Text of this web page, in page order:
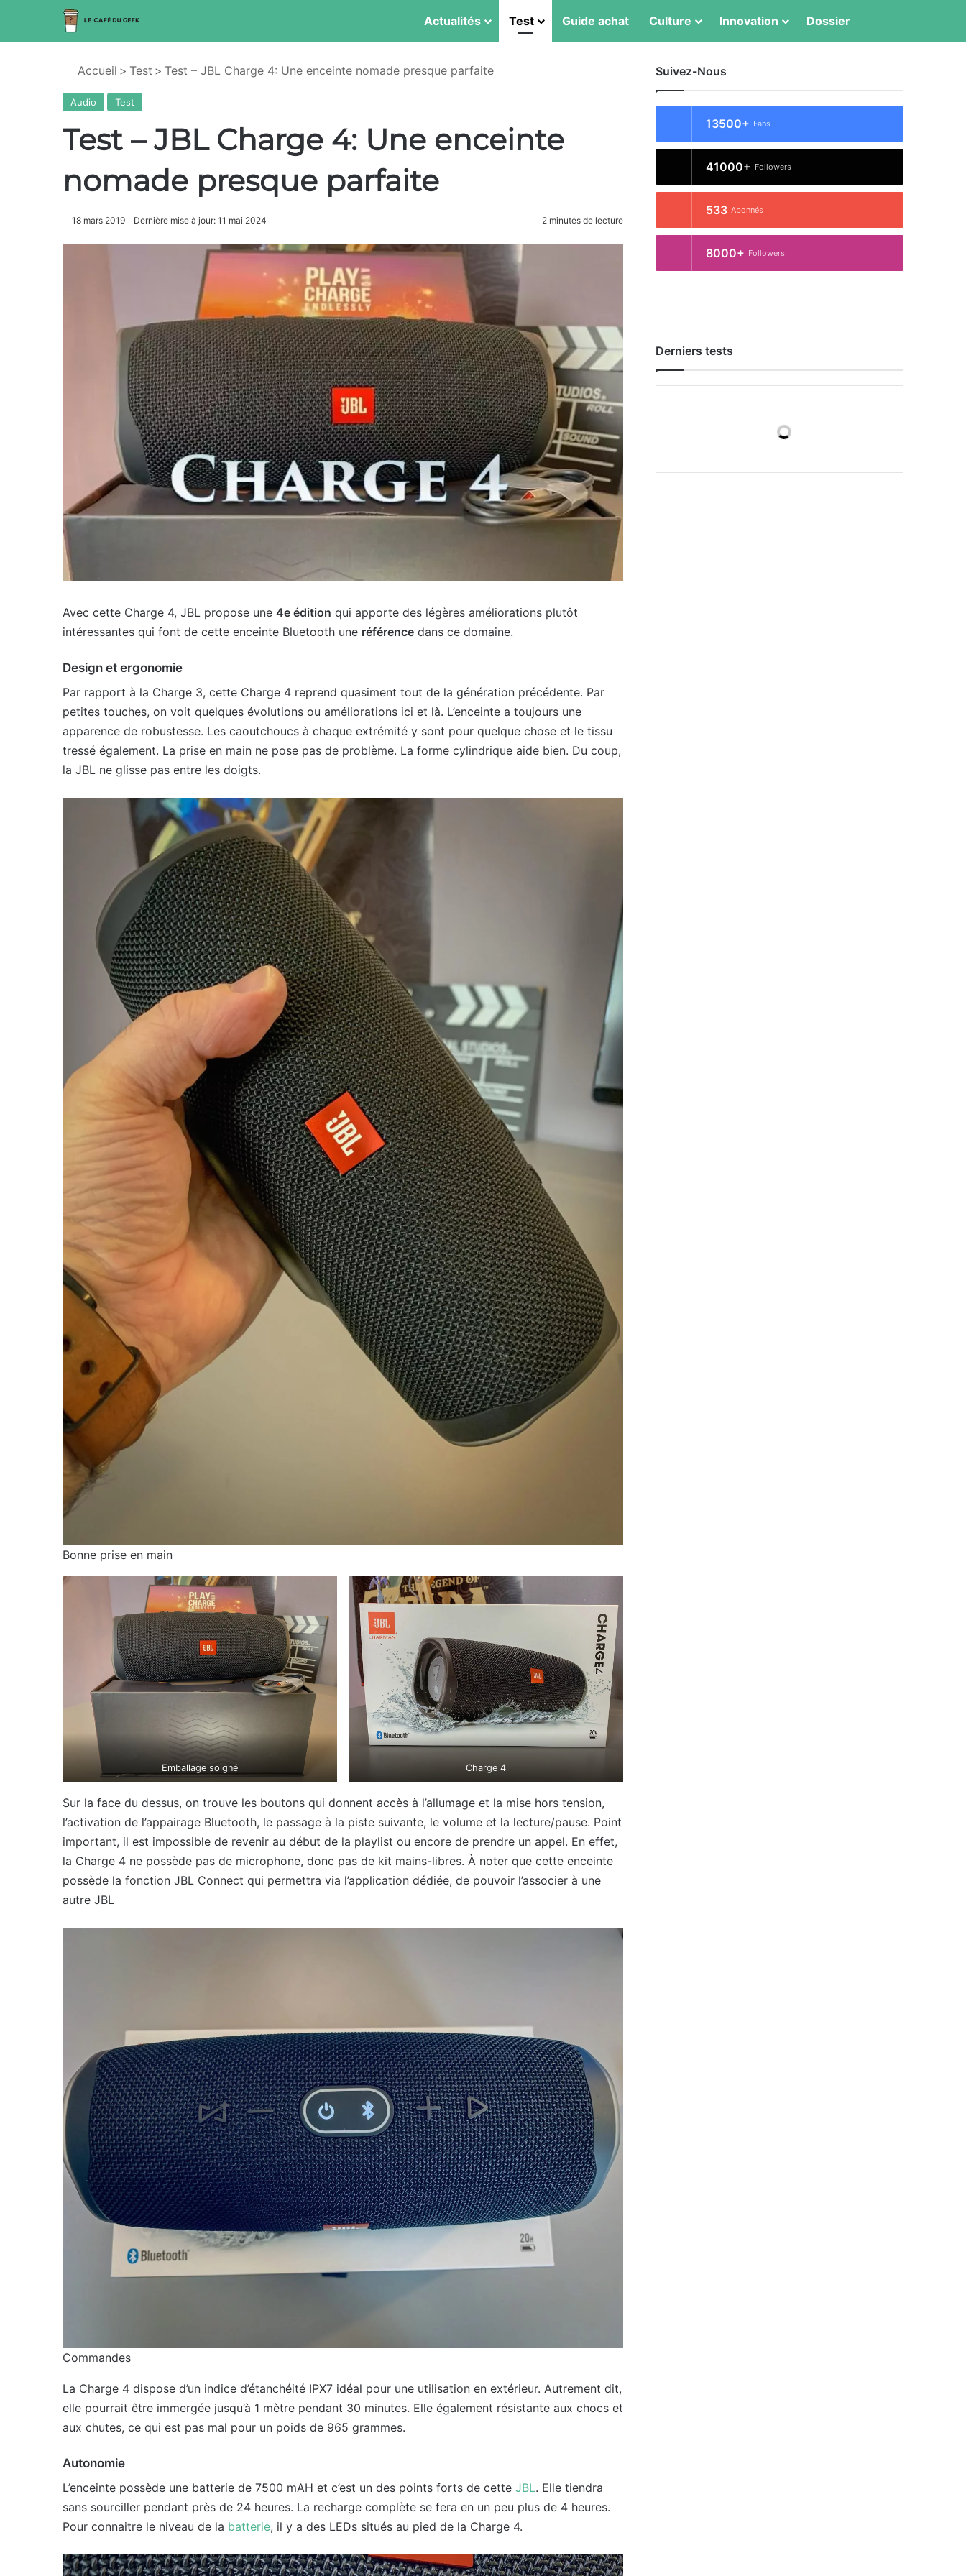
Actualités Test Guide achat Culture Innovation Dossier
Accueil > Test > Test – JBL Charge 4: Une enceinte nomade presque parfaite
Audio Test
Test – JBL Charge 4: Une enceinte
nomade presque parfaite
18 mars 2019 Dernière mise à jour: 11 mai 2024 2 minutes de lecture
Avec cette Charge 4, JBL propose une 4e édition qui apporte des légères améliorations plutôt
intéressantes qui font de cette enceinte Bluetooth une référence dans ce domaine.
Design et ergonomie
Par rapport à la Charge 3, cette Charge 4 reprend quasiment tout de la génération précédente. Par
petites touches, on voit quelques évolutions ou améliorations ici et là. L’enceinte a toujours une
apparence de robustesse. Les caoutchoucs à chaque extrémité y sont pour quelque chose et le tissu
tressé également. La prise en main ne pose pas de problème. La forme cylindrique aide bien. Du coup,
la JBL ne glisse pas entre les doigts.
Bonne prise en main
Emballage soigné Charge 4
Sur la face du dessus, on trouve les boutons qui donnent accès à l’allumage et la mise hors tension,
l’activation de l’appairage Bluetooth, le passage à la piste suivante, le volume et la lecture/pause. Point
important, il est impossible de revenir au début de la playlist ou encore de prendre un appel. En effet,
la Charge 4 ne possède pas de microphone, donc pas de kit mains-libres. À noter que cette enceinte
possède la fonction JBL Connect qui permettra via l’application dédiée, de pouvoir l’associer à une
autre JBL
Commandes
La Charge 4 dispose d’un indice d’étanchéité IPX7 idéal pour une utilisation en extérieur. Autrement dit,
elle pourrait être immergée jusqu’à 1 mètre pendant 30 minutes. Elle également résistante aux chocs et
aux chutes, ce qui est pas mal pour un poids de 965 grammes.
Autonomie
L’enceinte possède une batterie de 7500 mAH et c’est un des points forts de cette JBL. Elle tiendra
sans sourciller pendant près de 24 heures. La recharge complète se fera en un peu plus de 4 heures.
Pour connaitre le niveau de la batterie, il y a des LEDs situés au pied de la Charge 4.
Suivez-Nous
13500+ Fans
41000+ Followers
533 Abonnés
8000+ Followers
Derniers tests